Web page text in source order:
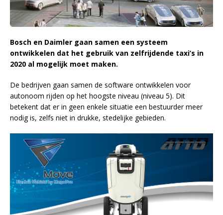
Bosch en Daimler gaan samen een systeem
ontwikkelen dat het gebruik van zelfrijdende taxi’s in
2020 al mogelijk moet maken.
De bedrijven gaan samen de software ontwikkelen voor
autonoom rijden op het hoogste niveau (niveau 5). Dit
betekent dat er in geen enkele situatie een bestuurder meer
nodig is, zelfs niet in drukke, stedelijke gebieden.